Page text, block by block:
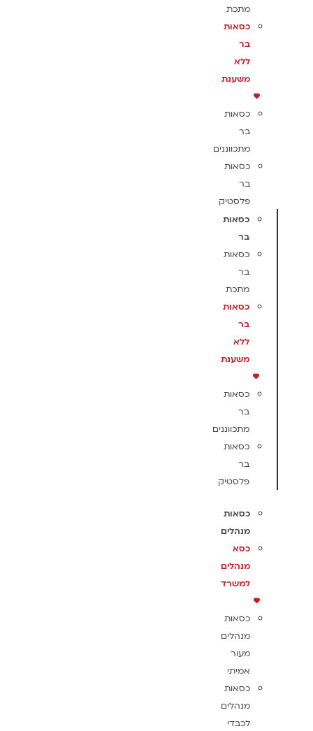
מתכת
כסאות
בר
ללא
משענת
כסאות
בר
מתכווננים
כסאות
בר
פלסטיק
כסאות
בר
כסאות
בר
מתכת
כסאות
בר
ללא
משענת
כסאות
בר
מתכווננים
כסאות
בר
פלסטיק
כסאות
מנהלים
כסא
מנהלים
למשרד
כסאות
מנהלים
מעור
אמיתי
כסאות
מנהלים
לכבדי